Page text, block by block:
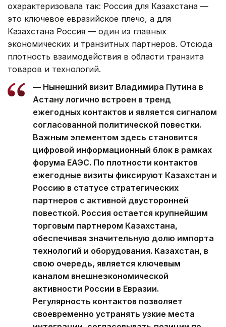
охарактеризовала так: Россия для Казахстана —
это ключевое евразийское плечо, а для
Казахстана Россия — один из главных
экономических и транзитных партнеров. Отсюда
плотность взаимодействия в области транзита
товаров и технологий.
— Нынешний визит Владимира Путина в
Астану логично встроен в тренд
ежегодных контактов и является сигналом
согласованной политической повестки.
Важным элементом здесь становится
цифровой информационный блок в рамках
форума ЕАЭС. По плотности контактов
ежегодные визиты фиксируют Казахстан и
Россию в статусе стратегических
партнеров с активной двусторонней
повесткой. Россия остается крупнейшим
торговым партнером Казахстана,
обеспечивая значительную долю импорта
технологий и оборудования. Казахстан, в
свою очередь, является ключевым
каналом внешнеэкономической
активности России в Евразии.
Регулярность контактов позволяет
своевременно устранять узкие места